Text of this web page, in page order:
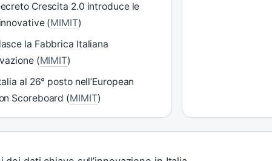
Crescita 2.0 introduce le
(MIMIT)
la Fabbrica Italiana
(MIMIT)
al 26° posto nell’European
Scoreboard (MIMIT)